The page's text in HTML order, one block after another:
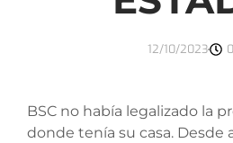
12/10/2023
BSC no había legalizado la
donde tenía su casa. Desde